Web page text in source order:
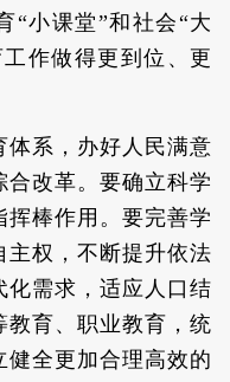
“小课堂”和社会“大
作做得更到位、更
体系，办好人民满意
改革。要确立科学
棒作用。要完善学
主权，不断提升依法
化需求，适应人口结
教育、职业教育，统
全更加合理高效的